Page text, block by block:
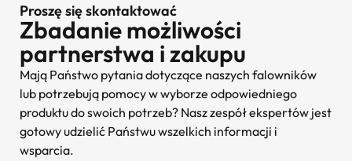
Proszę się skontaktować
Zbadanie możliwości
partnerstwa i zakupu
Mają Państwo pytania dotyczące naszych falowników
lub potrzebują pomocy w wyborze odpowiedniego
produktu do swoich potrzeb? Nasz zespół ekspertów jest
gotowy udzielić Państwu wszelkich informacji i
wsparcia.